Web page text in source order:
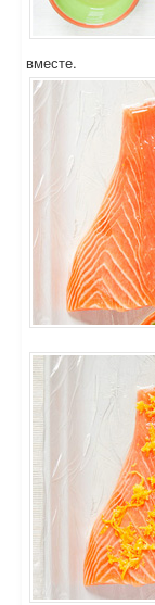
вместе.